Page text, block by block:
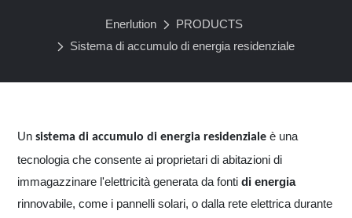
Enerlution
PRODUCTS
Sistema di accumulo di energia residenziale
Un sistema di accumulo di energia residenzialeè una
tecnologia che consente ai proprietari di abitazioni di
immagazzinare l'elettricità generata da fonti di energia
rinnovabile, come i pannelli solari, o dalla rete elettrica durante